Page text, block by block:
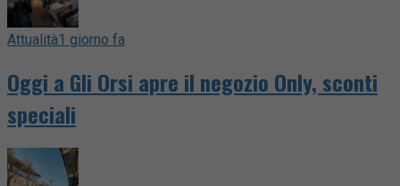
Attualità1 giorno fa
Oggi a Gli Orsi apre il negozio Only, sconti
speciali